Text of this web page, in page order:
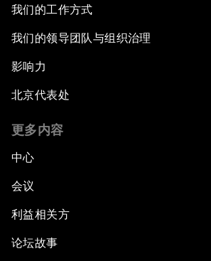
我们的工作方式
我们的领导团队与组织治理
影响力
北京代表处
更多内容
中心
会议
利益相关方
论坛故事